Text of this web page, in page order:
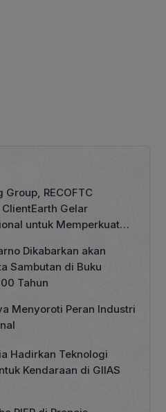
Group, RECOFTC
Gelar
untuk Memperkuat
Dikabarkan akan
Sambutan di Buku
Tahun
Menyoroti Peran Industri
Hadirkan Teknologi
Kendaraan di GIIAS